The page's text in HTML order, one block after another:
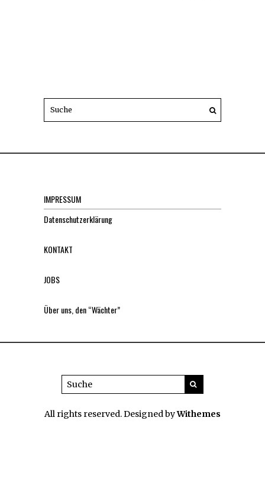
IMPRESSUM
Datenschutzerklärung
KONTAKT
JOBS
Über uns, den “Wächter”
All rights reserved. Designed byWithemes